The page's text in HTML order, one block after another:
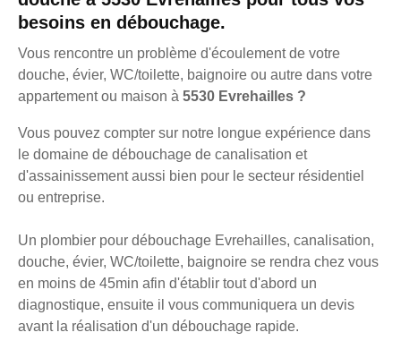
besoins en débouchage.
Vous rencontre un problème d'écoulement de votre
douche, évier, WC/toilette, baignoire ou autre dans votre
appartement ou maison à 5530 Evrehailles ?
Vous pouvez compter sur notre longue expérience dans
le domaine de débouchage de canalisation et
d'assainissement aussi bien pour le secteur résidentiel
ou entreprise.
Un plombier pour débouchage Evrehailles, canalisation,
douche, évier, WC/toilette, baignoire se rendra chez vous
en moins de 45min afin d'établir tout d'abord un
diagnostique, ensuite il vous communiquera un devis
avant la réalisation d'un débouchage rapide.